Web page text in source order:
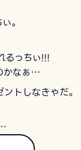
。
るっちぃ!!!
かなぁ…
トしなきゃだ。